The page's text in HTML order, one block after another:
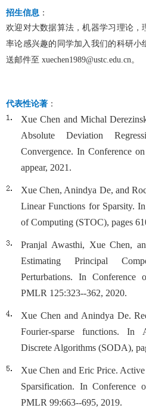
招生信息 ：
欢迎对大数据算法，机器学习理论
率论感兴趣的同学加入我们的科研
送邮件至 xuechen1989@ustc.edu.cn。
代表性论著 ：
Xue Chen and Michal
Absolute Deviation
Convergence. In Conference
appear, 2021.
Xue Chen, Anindya De, and
Linear Functions for Sparsity.
of Computing (STOC), pages
Pranjal Awasthi, Xue Chen,
Estimating Principal
Perturbations. In
PMLR 125:323--362, 2020.
Xue Chen and Anindya De.
Fourier-sparse functions. In
Discrete Algorithms (SODA),
Xue Chen and Eric Price.
Sparsification. In Conference
PMLR 99:663--695, 2019.